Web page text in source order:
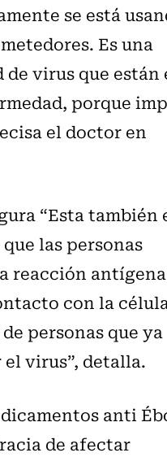
se está
Es una
virus que están
porque
el doctor en
“Esta también
las personas
reacción
con la
personas que ya
virus”, detalla.
anti
de afectar